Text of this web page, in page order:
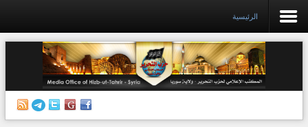
الرئيسية
إصدارات
أنشطة وفعاليات
الرئيسية